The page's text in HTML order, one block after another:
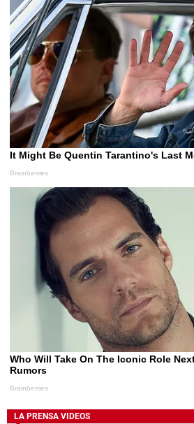
LA PRENSA VIDEOS